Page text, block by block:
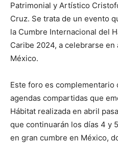
Patrimonial y Artístico
Cruz. Se trata de un evento
la Cumbre Internacional del
Caribe 2024, a celebrarse en
México.
Este foro es complementario
agendas compartidas que
Hábitat realizada en abril
que continuarán los días 4 y
en gran cumbre en México,